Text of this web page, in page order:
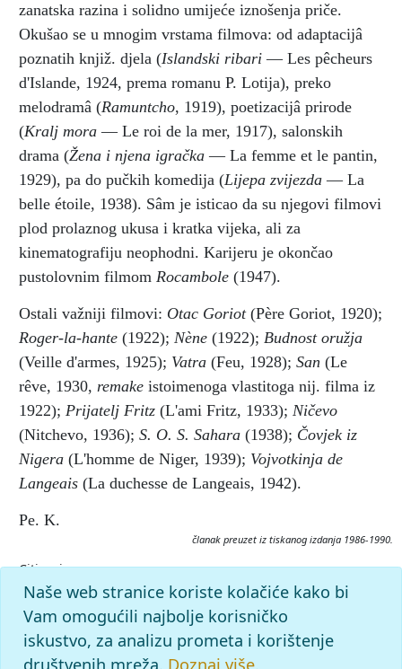
zanatska razina i solidno umijeće iznošenja priče.
Okušao se u mnogim vrstama filmova: od adaptacijâ
poznatih knjiž. djela (Islandski ribari — Les pêcheurs
d'Islande, 1924, prema romanu P. Lotija), preko
melodramâ (Ramuntcho, 1919), poetizacijâ prirode
(Kralj mora — Le roi de la mer, 1917), salonskih
drama (Žena i njena igračka — La femme et le pantin,
1929), pa do pučkih komedija (Lijepa zvijezda — La
belle étoile, 1938). Sâm je isticao da su njegovi filmovi
plod prolaznog ukusa i kratka vijeka, ali za
kinematografiju neophodni. Karijeru je okončao
pustolovnim filmom Rocambole (1947).
Ostali važniji filmovi: Otac Goriot(Père Goriot, 1920);
Roger-la-hante (1922); Nène (1922); Budnost oružja
(Veille d'armes, 1925); Vatra (Feu, 1928); San (Le
rêve, 1930, remake istoimenoga vlastitoga nij. filma iz
1922); Prijatelj Fritz (L'ami Fritz, 1933); Ničevo
(Nitchevo, 1936); S. O. S. Sahara (1938); Čovjek iz
Nigera (L'homme de Niger, 1939); Vojvotkinja de
Langeais (La duchesse de Langeais, 1942).
Pe. K.
članak preuzet iz tiskanog izdanja 1986-1990.
Citiranje:
BARONCELLI, Jacques de.Filmska enciklopedija (1986-90),
mrežno izdanje.
Leksikografski zavod Miroslav Krleža, 2026.
Pristupljeno 7.8.2026.
<https://filmska.lzmk.hr/clanak/baroncelli-jacques-de>.
Naše web stranice koriste kolačiće kako bi
Vam omogućili najbolje korisničko
iskustvo, za analizu prometa i korištenje
društvenih mreža. Doznaj više.